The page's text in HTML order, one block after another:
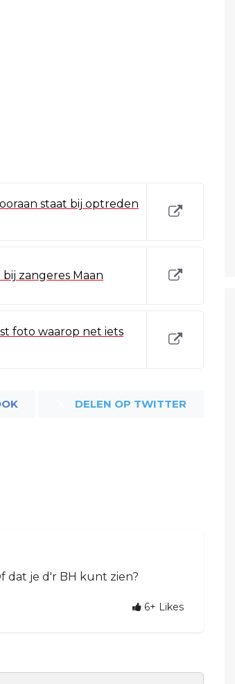
staat bij optreden
zangeres Maan
foto waarop net iets
DELEN OP TWITTER
dat je d'r BH kunt zien?
6+ Likes